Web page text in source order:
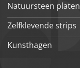
Natuursteen platen
Zelfklevende strips
Kunsthagen